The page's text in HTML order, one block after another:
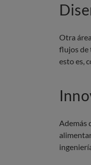
Otra
flujos de
esto es,
Además